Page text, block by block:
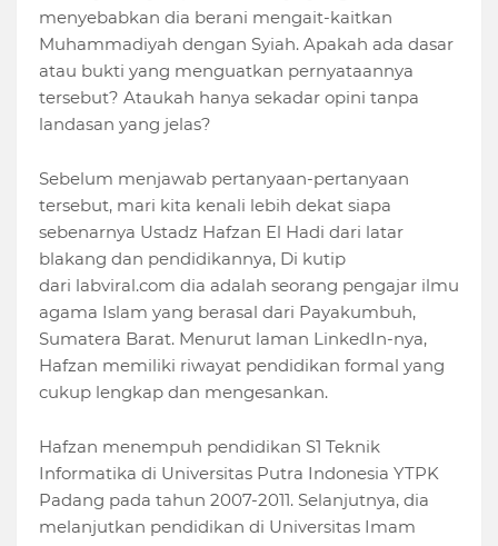
menyebabkan dia berani mengait-kaitkan
Muhammadiyah dengan Syiah. Apakah ada dasar
atau bukti yang menguatkan pernyataannya
tersebut? Ataukah hanya sekadar opini tanpa
landasan yang jelas?
Sebelum menjawab pertanyaan-pertanyaan
tersebut, mari kita kenali lebih dekat siapa
sebenarnya Ustadz Hafzan El Hadi dari latar
blakang dan pendidikannya, Di kutip
dari labviral.com dia adalah seorang pengajar ilmu
agama Islam yang berasal dari Payakumbuh,
Sumatera Barat. Menurut laman LinkedIn-nya,
Hafzan memiliki riwayat pendidikan formal yang
cukup lengkap dan mengesankan.
Hafzan menempuh pendidikan S1 Teknik
Informatika di Universitas Putra Indonesia YTPK
Padang pada tahun 2007-2011. Selanjutnya, dia
melanjutkan pendidikan di Universitas Imam